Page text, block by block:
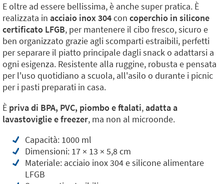
E oltre ad essere bellissima, è anche super pratica. È
realizzata in acciaio inox 304con coperchio in silicone
certificato LFGB, per mantenere il cibo fresco, sicuro e
ben organizzato grazie agli scomparti estraibili, perfetti
per separare il piatto principale dagli snack o adattarsi a
ogni esigenza. Resistente alla ruggine, robusta e pensata
per l'uso quotidiano a scuola, all'asilo o durante i picnic
per i pasti preparati in casa.
È priva di BPA, PVC, piombo e ftalati,adatta a
lavastoviglie e freezer, ma non al microonde.
Capacità: 1000 ml
Dimensioni: 17 × 13 × 5,8 cm
Materiale: acciaio inox 304 e silicone alimentare
LFGB